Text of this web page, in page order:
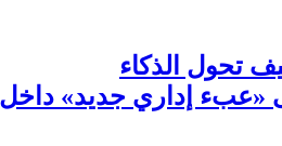
تحول الذكاء
«عبء إداري جديد» داخل